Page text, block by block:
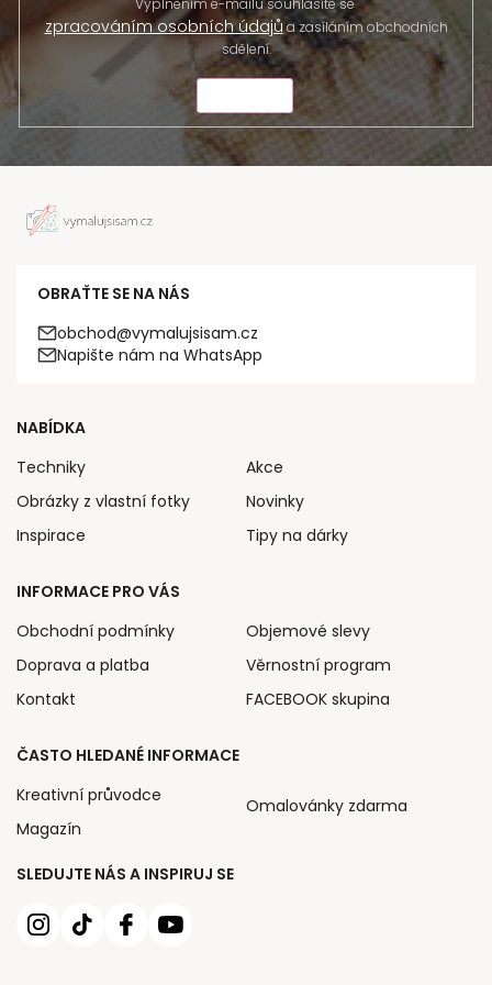
Vyplněním e-mailu souhlasíte se
zpracováním osobních údajůa zasíláním obchodních
sdělení.
OBRAŤTE SE NA NÁS
obchod@vymalujsisam.cz
Napište nám na WhatsApp
SLEDUJTE NÁS A INSPIRUJ SE
NABÍDKA
Techniky
Obrázky z vlastní fotky
Inspirace
Akce
Novinky
Tipy na dárky
INFORMACE PRO VÁS
Obchodní podmínky
Doprava a platba
Kontakt
Objemové slevy
Věrnostní program
FACEBOOK skupina
ČASTO HLEDANÉ INFORMACE
Kreativní průvodce
Magazín
Omalovánky zdarma